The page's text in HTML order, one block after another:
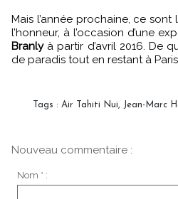
Mais l’année prochaine, ce sont
l’honneur, à l’occasion d’une
Branlyà partir d’avril 2016. De
de paradis tout en restant à
Tags : Air Tahiti Nui, Jean-Marc
Nouveau commentaire :
Nom * :